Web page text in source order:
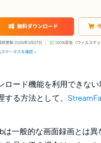
ロード機能を利用できな
する方法として、
は一般的な画面録画とは